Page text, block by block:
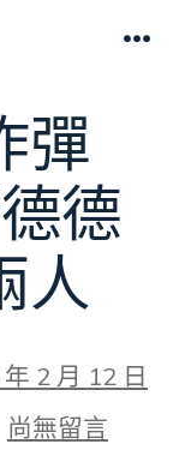
彈
德
人
2 月 12 日
在
〈泰
尚無留言